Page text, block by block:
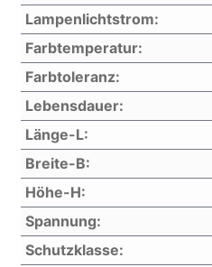
Lampenlichtstrom:
Farbtemperatur:
Farbtoleranz:
Lebensdauer:
Länge-L:
Breite-B:
Höhe-H:
Spannung:
Schutzklasse: